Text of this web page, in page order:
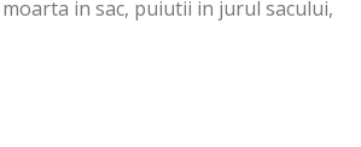
Descrierea e prea dura, un film
in sac, puiutii in jurul sacului,